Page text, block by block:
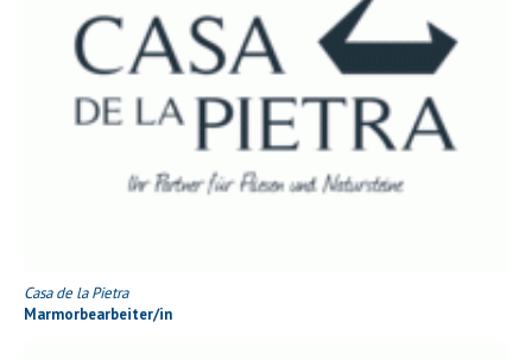
Casa de la Pietra
Marmorbearbeiter/in